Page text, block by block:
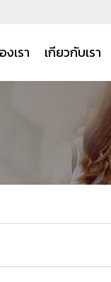
เรา เกียวกับเรา